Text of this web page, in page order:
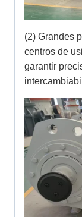
(2) Grandes
centros de
garantir